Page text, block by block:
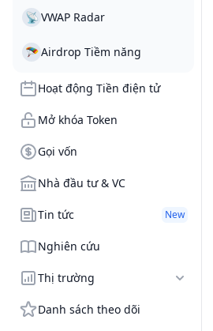
📡 VWAP Radar
🪂Airdrop Tiềm năng
Hoạt động Tiền điện tử
Mở khóa Token
Gọi vốn
Nhà đầu tư & VC
Tin tức New
Nghiên cứu
Thị trường
Danh sách theo dõi